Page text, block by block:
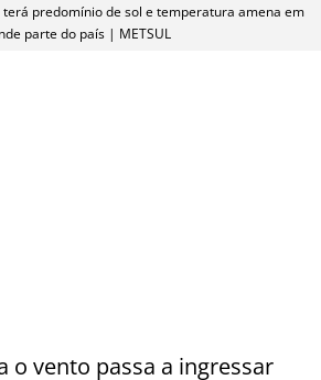
terá predomínio de sol e temperatura amena em
parte do país | METSUL
o vento passa a ingressar